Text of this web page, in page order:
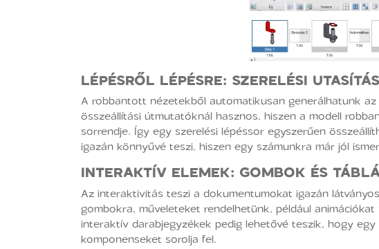
LÉPÉSRŐL LÉPÉSRE: SZERELÉSI
A robbantott nézetekből automatikusan generálhatunk
összeállítási útmutatóknál hasznos, hiszen a modell
sorrendje. Így egy szerelési lépéssor egyszerűen
igazán könnyűvé teszi, hiszen egy számunkra már jól
INTERAKTÍV ELEMEK: GOMBOK ÉS
Az interaktivitás teszi a dokumentumokat igazán
gombokra, műveleteket rendelhetünk, például
interaktív darabjegyzékek pedig lehetővé teszik, hogy
komponenseket sorolja fel.